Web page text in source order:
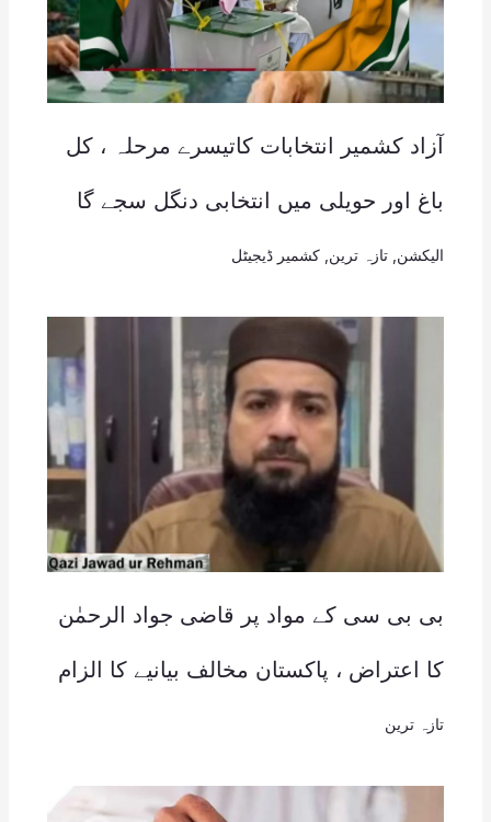
آزاد کشمیر انتخابات کاتیسرے مرحلہ ، کل
باغ اور حویلی میں انتخابی دنگل سجے گا
الیکشن تازہ ترین کشمیر ڈیجیٹل
بی بی سی کے مواد پر قاضی جواد الرحمٰن
کا اعتراض ، پاکستان مخالف بیانیے کا الزام
تازہ ترین